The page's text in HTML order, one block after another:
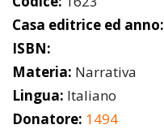
Casa editrice ed anno:
ISBN:
Materia: Narrativa
Lingua: Italiano
Donatore: 1494